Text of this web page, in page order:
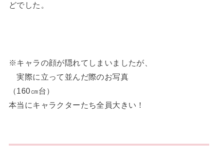
どでした。
※キャラの顔が隠れてしまいましたが、
実際に立って並んだ際のお写真
（160㎝台）
本当にキャラクターたち全員大きい！